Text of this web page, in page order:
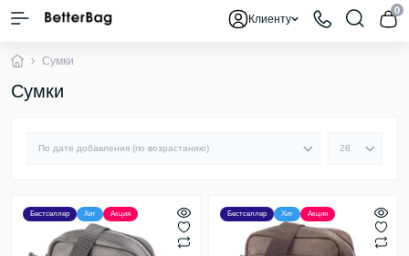
Клиенту
0
Сумки
Сумки
Бестселлер Хит Акция Бестселлер Хит Акция